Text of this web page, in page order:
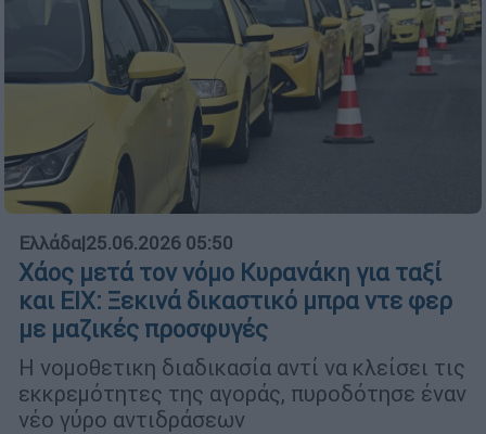
Ελλάδα|25.06.2026 05:50
Χάος μετά τον νόμο Κυρανάκη για ταξί
και ΕΙΧ: Ξεκινά δικαστικό μπρα ντε φερ
με μαζικές προσφυγές
Η νομοθετικη διαδικασία αντί να κλείσει τις
εκκρεμότητες της αγοράς, πυροδότησε έναν
νέο γύρο αντιδράσεων